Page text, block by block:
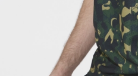
Санкт-Петербург и ЛО (3)
Саратовская область (1)
Свердловская область (5)
Северная Осетия (2)
Смоленская область (1)
Ставропольский край (5)